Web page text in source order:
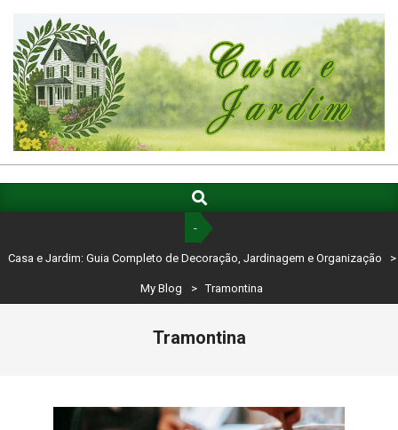
content
CASA
E
GUIA
COMPLETO
DECORAÇÃO,
Navigation
Search
-
Casa e Jardim: Guia Completo de Decoração, Jardinagem e Organização >
My Blog > Tramontina
Tramontina